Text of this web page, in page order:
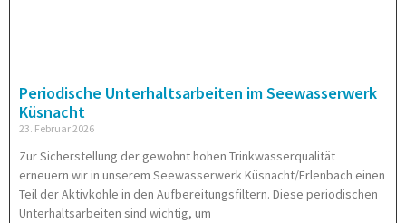
Periodische Unterhaltsarbeiten im Seewasserwerk
Küsnacht
23. Februar 2026
Zur Sicherstellung der gewohnt hohen Trinkwasserqualität
erneuern wir in unserem Seewasserwerk Küsnacht/Erlenbach einen
Teil der Aktivkohle in den Aufbereitungsfiltern. Diese periodischen
Unterhaltsarbeiten sind wichtig, um